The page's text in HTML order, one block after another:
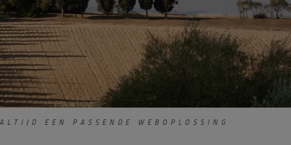
EEN PASSENDE WEBOPLOSSING